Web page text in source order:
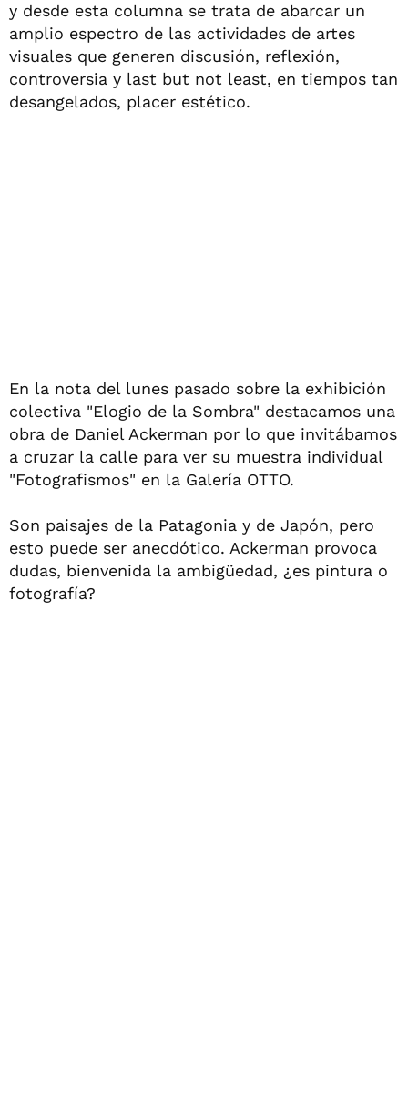
y desde esta columna se trata de abarcar un
amplio espectro de las actividades de artes
visuales que generen discusión, reflexión,
controversia y last but not least, en tiempos tan
desangelados, placer estético.
En la nota del lunes pasado sobre la exhibición
colectiva "Elogio de la Sombra" destacamos una
obra de Daniel Ackerman por lo que invitábamos
a cruzar la calle para ver su muestra individual
"Fotografismos" en la Galería OTTO.
Son paisajes de la Patagonia y de Japón, pero
esto puede ser anecdótico. Ackerman provoca
dudas, bienvenida la ambigüedad, ¿es pintura o
fotografía?